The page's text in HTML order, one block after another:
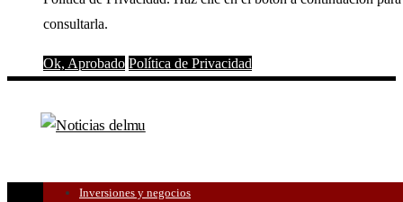
consultarla.
Ok, Aprobado Política de Privacidad
Inversiones y negocios